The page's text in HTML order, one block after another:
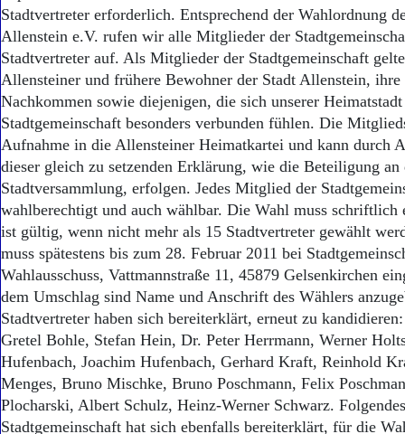
Start
Wer wir sind
Aktuelle Ausgabe
Abonnenten-Login
Abonnent werden
Abo Prämien
Archiv
Mediadaten
Kontakt
Impressum
Datenschutz
Stadtvertreter erforderlich. Entsprechend der Wahlordnung
Allenstein e.V. rufen wir alle Mitglieder der
Stadtvertreter auf. Als Mitglieder der Stadtgemeinschaft
Allensteiner und frühere Bewohner der Stadt Allenstein, ihre
Nachkommen sowie diejenigen, die sich unserer
Stadtgemeinschaft besonders verbunden fühlen. Die
Aufnahme in die Allensteiner Heimatkartei und kann durch
dieser gleich zu setzenden Erklärung, wie die Beteiligung an
Stadtversammlung, erfolgen. Jedes Mitglied der
wahlberechtigt und auch wählbar. Die Wahl muss
ist gültig, wenn nicht mehr als 15 Stadtvertreter gewählt
muss spätestens bis zum 28. Februar 2011 bei
Wahlausschuss, Vattmannstraße 11, 45879 Gelsenkirchen
dem Umschlag sind Name und Anschrift des Wählers
Stadtvertreter haben sich bereiterklärt, erneut zu
Gretel Bohle, Stefan Hein, Dr. Peter Herrmann, Werner
Hufenbach, Joachim Hufenbach, Gerhard Kraft, Reinhold
Menges, Bruno Mischke, Bruno Poschmann, Felix
Plocharski, Albert Schulz, Heinz-Werner Schwarz.
Stadtgemeinschaft hat sich ebenfalls bereiterklärt, für die